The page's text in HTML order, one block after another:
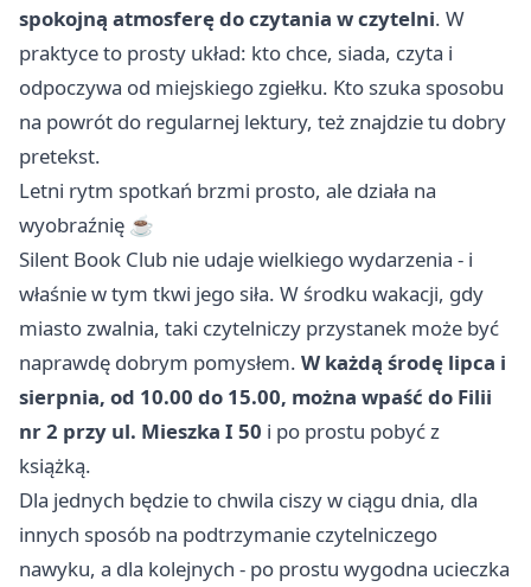
spokojną atmosferę do czytania w czytelni. W
praktyce to prosty układ: kto chce, siada, czyta i
odpoczywa od miejskiego zgiełku. Kto szuka sposobu
na powrót do regularnej lektury, też znajdzie tu dobry
pretekst.
Letni rytm spotkań brzmi prosto, ale działa na
wyobraźnię ☕
Silent Book Club nie udaje wielkiego wydarzenia - i
właśnie w tym tkwi jego siła. W środku wakacji, gdy
miasto zwalnia, taki czytelniczy przystanek może być
naprawdę dobrym pomysłem. W każdą środę lipca i
sierpnia, od 10.00 do 15.00, można wpaść do Filii
nr 2 przy ul. Mieszka I 50 i po prostu pobyć z
książką.
Dla jednych będzie to chwila ciszy w ciągu dnia, dla
innych sposób na podtrzymanie czytelniczego
nawyku, a dla kolejnych - po prostu wygodna ucieczka